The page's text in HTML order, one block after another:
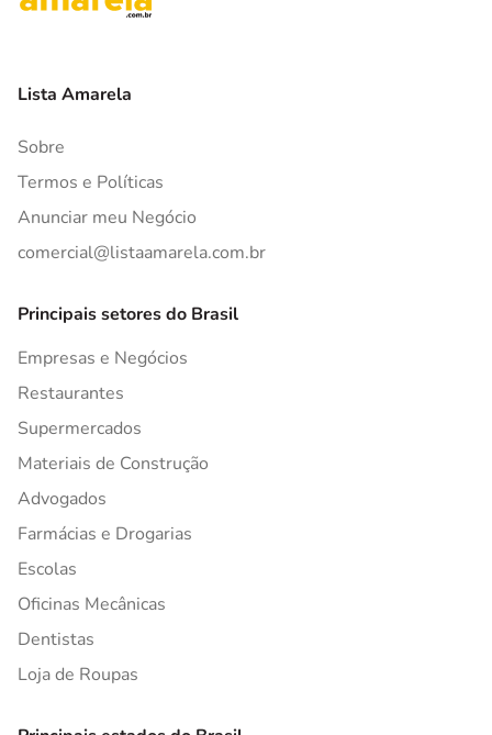
Lista Amarela
Sobre
Termos e Políticas
Anunciar meu Negócio
comercial@listaamarela.com.br
Principais setores do Brasil
Empresas e Negócios
Restaurantes
Supermercados
Materiais de Construção
Advogados
Farmácias e Drogarias
Escolas
Oficinas Mecânicas
Dentistas
Loja de Roupas